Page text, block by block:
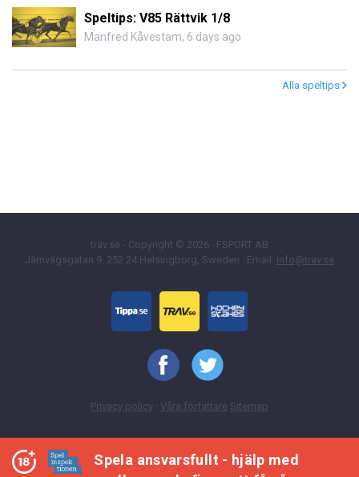
Speltips: V85 Rättvik 1/8
Manfred Kåvestam, 6 days ago
Alla speltips
trav.se - Copyright © 2026 · FSPORT AB
Järnvägsgatan 9, 252 24 Helsingborg, Sweden · Email: info@trav.se
Privacy policy · Våra författare Sitemap
Spela ansvarsfullt - hjälp med